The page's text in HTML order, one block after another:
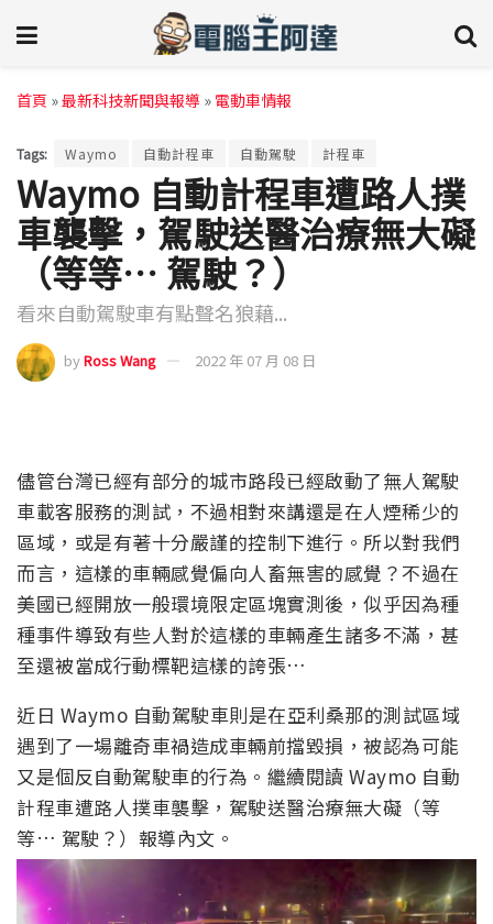
首頁 »最新科技新聞與報導 » 電動車情報
Tags: Waymo 自動計程車 自動駕駛 計程車
Waymo 自動計程車遭路人撲
車襲擊，駕駛送醫治療無大礙
（等等… 駕駛？）
看來自動駕駛車有點聲名狼藉...
byRoss Wang 2022 年 07 月 08 日
儘管台灣已經有部分的城市路段已經啟動了無人駕駛
車載客服務的測試，不過相對來講還是在人煙稀少的
區域，或是有著十分嚴謹的控制下進行。所以對我們
而言，這樣的車輛感覺偏向人畜無害的感覺？不過在
美國已經開放一般環境限定區塊實測後，似乎因為種
種事件導致有些人對於這樣的車輛產生諸多不滿，甚
至還被當成行動標靶這樣的誇張…
近日 Waymo 自動駕駛車則是在亞利桑那的測試區域
遇到了一場離奇車禍造成車輛前擋毀損，被認為可能
又是個反自動駕駛車的行為。繼續閱讀 Waymo 自動
計程車遭路人撲車襲擊，駕駛送醫治療無大礙（等
等… 駕駛？）報導內文。